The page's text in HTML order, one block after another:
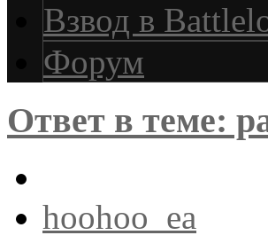
Взвод в
Форум
Ответ в теме:
hoohoo_ea